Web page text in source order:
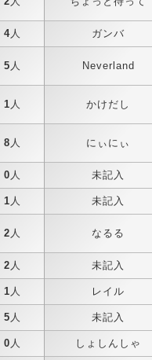
4人 ガンバ
5 人 Neverland
1 人 かけだし
8 人 にぃにぃ
0 人 未記入
1 人 未記入
2 人 なるる
2 人 未記入
1 人 レイル
5 人 未記入
0 人 しょしんしゃ